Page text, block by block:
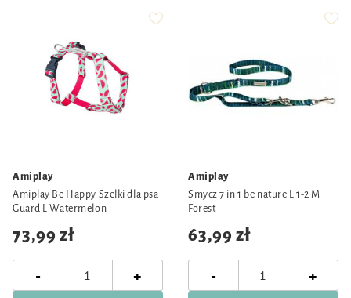
Amiplay
Amiplay Be Happy Szelki dla psa
Guard L Watermelon
73,99 zł
- +
Amiplay
Smycz 7 in 1 be nature L 1-2 M
Forest
63,99 zł
- +